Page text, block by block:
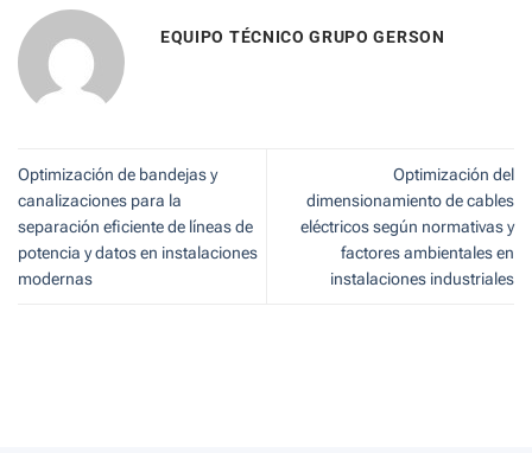
EQUIPO TÉCNICO GRUPO GERSON
Optimización de bandejas y
canalizaciones para la
separación eficiente de líneas de
potencia y datos en instalaciones
modernas
Optimización del
dimensionamiento de cables
eléctricos según normativas y
factores ambientales en
instalaciones industriales